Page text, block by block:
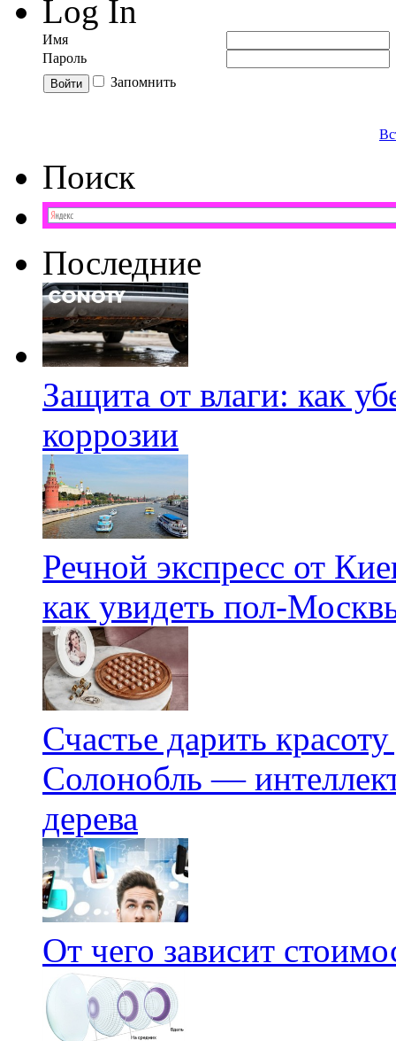
Log In
Имя
Пароль
Запомнить
Поиск
Последние
Защита от влаги: как
коррозии
Речной экспресс от
как увидеть пол-
Счастье дарить
Солонобль —
дерева
От чего зависит